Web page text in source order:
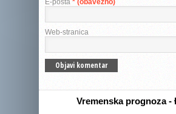
E-pošta * (obavezno)
Web-stranica
Vremenska prognoza -